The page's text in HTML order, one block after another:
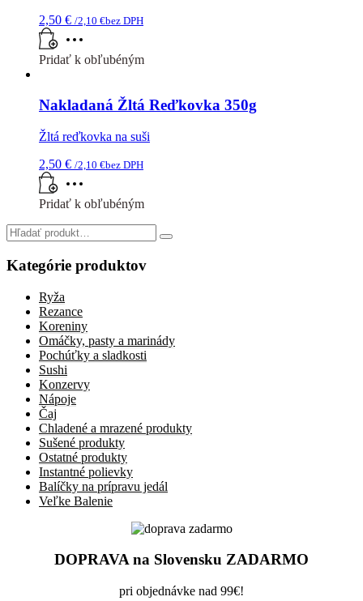
2,50 € /2,10 €bez DPH
Pridať k obľubéným
Nakladaná Žltá Reďkovka 350g
Žltá reďkovka na suši
2,50 € /2,10 €bez DPH
Pridať k obľubéným
Search
for:
Kategórie produktov
Ryža
Rezance
Koreniny
Omáčky, pasty a marinády
Pochúťky a sladkosti
Sushi
Konzervy
Nápoje
Čaj
Chladené a mrazené produkty
Sušené produkty
Ostatné produkty
Instantné polievky
Balíčky na prípravu jedál
Veľke Balenie
DOPRAVA na Slovensku ZADARMO
pri objednávke nad 99€!